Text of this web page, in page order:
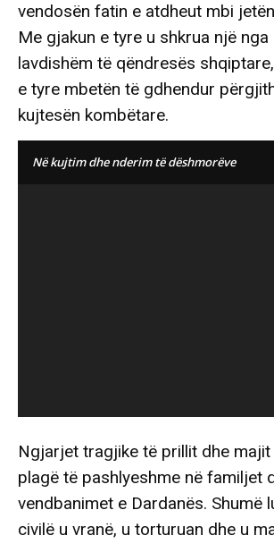
vendosën fatin e atdheut mbi
Me gjakun e tyre u shkrua një
lavdishëm të qëndresës
e tyre mbetën të gdhendur
kujtesën kombëtare.
Në kujtim dhe nderim të dëshmorëve
Ngjarjet tragjike të prillit dhe
plagë të pashlyeshme në familjet
vendbanimet e Dardanës. Shumë
civilë u vranë, u torturuan dhe u